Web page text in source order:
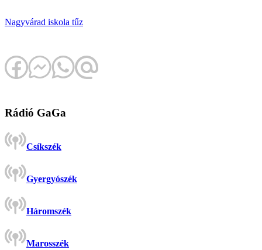
Nagyvárad iskola tűz
Rádió GaGa
Csíkszék
Gyergyószék
Háromszék
Marosszék